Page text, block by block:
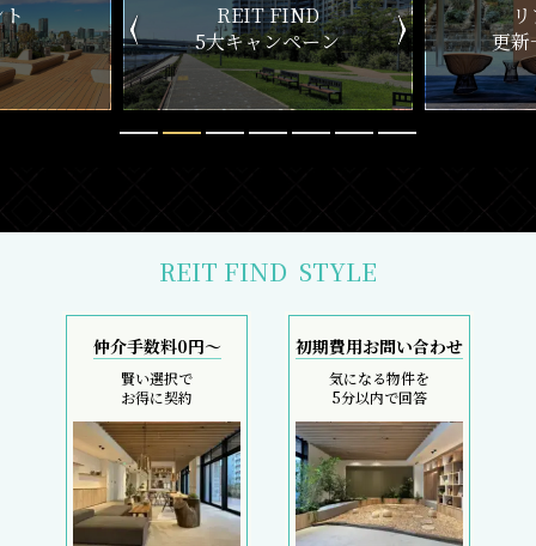
ン
リアルタイム
更新一覧チェック
新
REIT FIND STYLE
仲介手数料0円～
賢い選択で
お得に契約
初期費用お問い合わせ
気になる物件を
5分以内で回答